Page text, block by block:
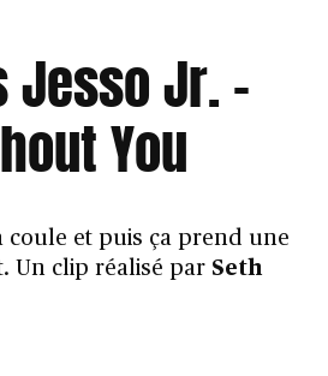
Jesso Jr. –
You
coule et puis ça prend une
Un clip réalisé par Seth